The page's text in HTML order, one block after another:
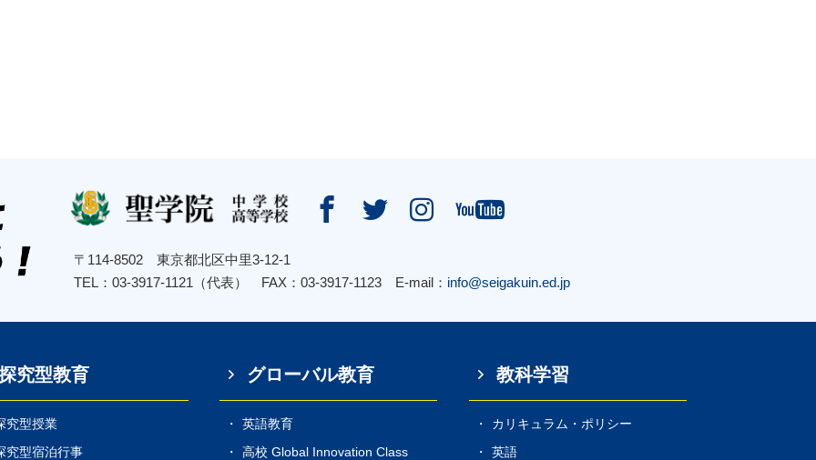
〒114-8502 東京都北区中里3-12-1
TEL：03-3917-1121（代表） FAX：03-3917-1123 E-mail： info@seigakuin.ed.jp
   
究型教育
究型授業
究型宿泊行事
グローバル教育
英語教育
高校 Global Innovation Class
教科学習
カリキュラム・ポリシー
英語